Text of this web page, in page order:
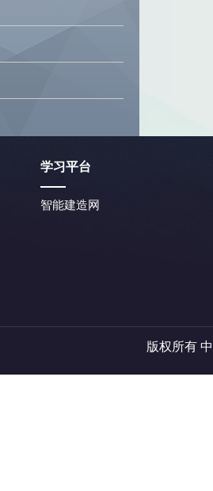
学习平台
智能建造网
版权所有